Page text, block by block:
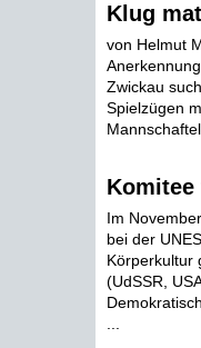
Klug
von Helmut
Zwickau
Spielzügen
Im
bei der
Körperkultur
(UdSSR,